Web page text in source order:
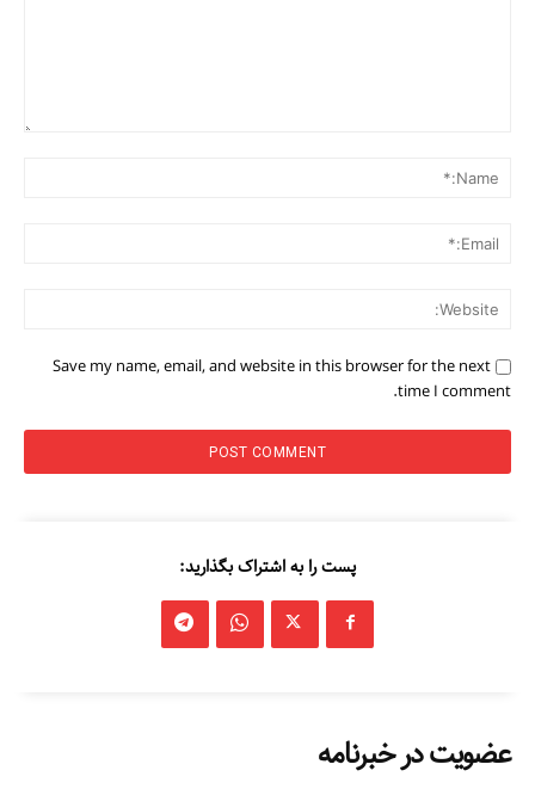
Save my name, email, and website in this browser for the next
time I comment.
پست را به اشتراک بگذارید:
عضویت در خبرنامه